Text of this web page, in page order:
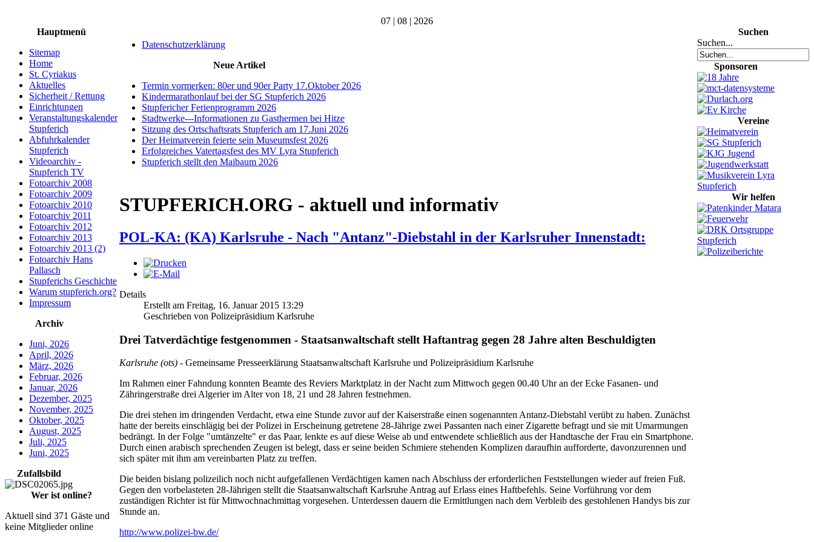
07 | 08 | 2026
Hauptmenü
Sitemap
Home
St. Cyriakus
Aktuelles
Sicherheit / Rettung
Einrichtungen
Veranstaltungskalender
Stupferich
Abfuhrkalender
Stupferich
Videoarchiv -
Stupferich TV
Fotoarchiv 2008
Fotoarchiv 2009
Fotoarchiv 2010
Fotoarchiv 2011
Fotoarchiv 2012
Fotoarchiv 2013
Fotoarchiv 2013 (2)
Fotoarchiv Hans
Pallasch
Stupferichs Geschichte
Warum stupferich.org?
Impressum
Archiv
Juni, 2026
April, 2026
März, 2026
Februar, 2026
Januar, 2026
Dezember, 2025
November, 2025
Oktober, 2025
August, 2025
Juli, 2025
Juni, 2025
Zufallsbild
Wer ist online?
Aktuell sind 371 Gäste und
keine Mitglieder online
Datenschutzerklärung
Neue Artikel
Termin vormerken: 80er und 90er Party 17.Oktober 2026
Kindermarathonlauf bei der SG Stupferich 2026
Stupfericher Ferienprogramm 2026
Stadtwerke---Informationen zu Gasthermen bei Hitze
Sitzung des Ortschaftsrats Stupferich am 17.Juni 2026
Der Heimatverein feierte sein Museumsfest 2026
Erfolgreiches Vatertagsfest des MV Lyra Stupferich
Stupferich stellt den Maibaum 2026
STUPFERICH.ORG - aktuell und informativ
POL-KA: (KA) Karlsruhe - Nach "Antanz"-Diebstahl in der Karlsruher Innenstadt:
Details
Erstellt am Freitag, 16. Januar 2015 13:29
Geschrieben von Polizeipräsidium Karlsruhe
Drei Tatverdächtige festgenommen - Staatsanwaltschaft stellt Haftantrag gegen 28 Jahre alten Beschuldigten
Karlsruhe (ots) - Gemeinsame Presseerklärung Staatsanwaltschaft Karlsruhe und Polizeipräsidium Karlsruhe
Im Rahmen einer Fahndung konnten Beamte des Reviers Marktplatz in der Nacht zum Mittwoch gegen 00.40 Uhr an der Ecke Fasanen- und
Zähringerstraße drei Algerier im Alter von 18, 21 und 28 Jahren festnehmen.
Die drei stehen im dringenden Verdacht, etwa eine Stunde zuvor auf der Kaiserstraße einen sogenannten Antanz-Diebstahl verübt zu haben. Zunächst
hatte der bereits einschlägig bei der Polizei in Erscheinung getretene 28-Jährige zwei Passanten nach einer Zigarette befragt und sie mit Umarmungen
bedrängt. In der Folge "umtänzelte" er das Paar, lenkte es auf diese Weise ab und entwendete schließlich aus der Handtasche der Frau ein Smartphone.
Durch einen arabisch sprechenden Zeugen ist belegt, dass er seine beiden Schmiere stehenden Komplizen daraufhin aufforderte, davonzurennen und
sich später mit ihm am vereinbarten Platz zu treffen.
Die beiden bislang polizeilich noch nicht aufgefallenen Verdächtigen kamen nach Abschluss der erforderlichen Feststellungen wieder auf freien Fuß.
Gegen den vorbelasteten 28-Jährigen stellt die Staatsanwaltschaft Karlsruhe Antrag auf Erlass eines Haftbefehls. Seine Vorführung vor dem
zuständigen Richter ist für Mittwochnachmittag vorgesehen. Unterdessen dauern die Ermittlungen nach dem Verbleib des gestohlenen Handys bis zur
Stunde an.
http://www.polizei-bw.de/
Suchen
Suchen...
Sponsoren
Vereine
Wir helfen